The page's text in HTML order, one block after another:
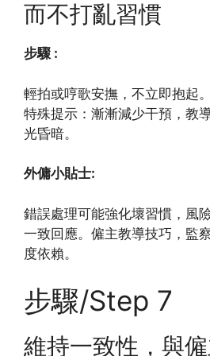
而不打亂習慣
步驟 :
輕拍或哼歌安撫，不立即抱起
特殊提示：漸漸減少干預，教
光昏暗。
外傭小貼士:
錯誤處理可能強化壞習慣，風
一致回應。僱主教導技巧，監
度依賴。
步驟/Step 7
維持一致性，與